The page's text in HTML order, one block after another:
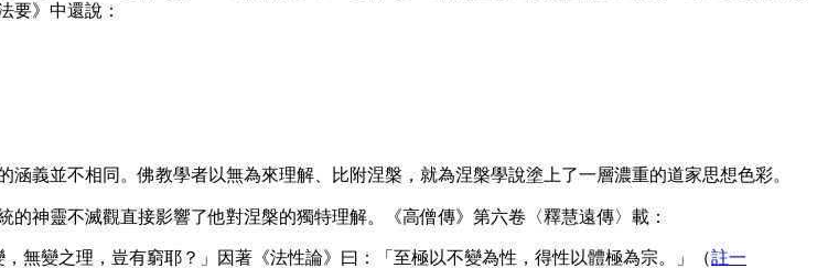
要》中還說：
義並不相同。佛教學者以無為來理解、比附涅槃，就為涅槃學說塗上了一層濃重的道家思想色彩。
靈不滅觀直接影響了他對涅槃的獨特理解。《高僧傳》第六卷〈釋慧遠傳〉載：
無變之理，豈有窮耶？」因著《法性論》曰：「至極以不變為性，得性以體極為宗。」（註一